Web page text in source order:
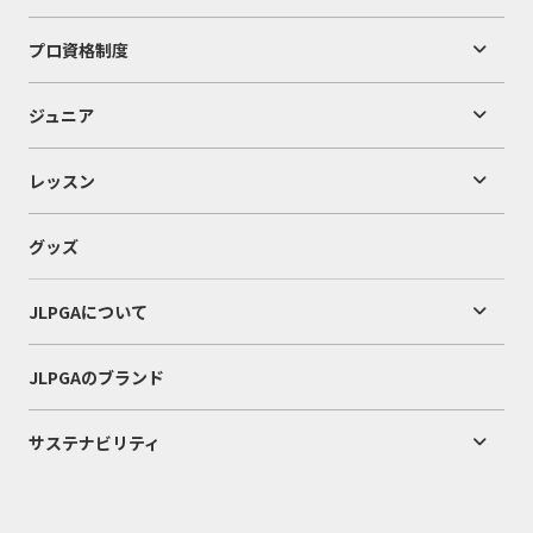
プロ資格制度
ジュニア
レッスン
グッズ
JLPGAについて
JLPGAのブランド
サステナビリティ